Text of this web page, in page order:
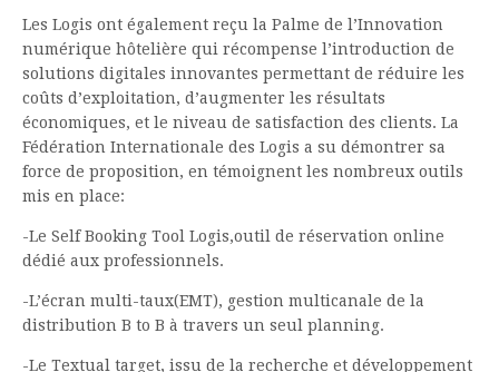
Les Logis ont également reçu la Palme de l’Innovation
numérique hôtelière qui récompense l’introduction de
solutions digitales innovantes permettant de réduire les
coûts d’exploitation, d’augmenter les résultats
économiques, et le niveau de satisfaction des clients. La
Fédération Internationale des Logis a su démontrer sa
force de proposition, en témoignent les nombreux outils
mis en place:
-Le Self Booking Tool Logis,outil de réservation online
dédié aux professionnels.
-L’écran multi-taux(EMT), gestion multicanale de la
distribution B to B à travers un seul planning.
-Le Textual target, issu de la recherche et développement